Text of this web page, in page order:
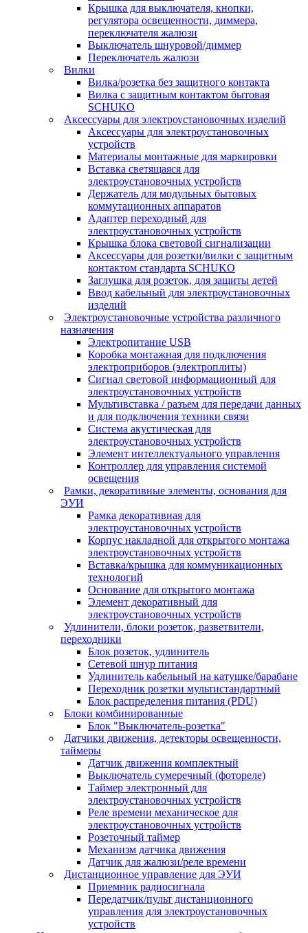
Крышка для выключателя, кнопки,
регулятора освещенности, диммера,
переключателя жалюзи
Выключатель шнуровой/диммер
Переключатель жалюзи
Вилки
Вилка/розетка без защитного контакта
Вилка с защитным контактом бытовая
SCHUKO
Аксессуары для электроустановочных изделий
Аксессуары для электроустановочных
устройств
Материалы монтажные для маркировки
Вставка светящаяся для
электроустановочных устройств
Держатель для модульных бытовых
коммутационных аппаратов
Адаптер переходный для
электроустановочных устройств
Крышка блока световой сигнализации
Аксессуары для розетки/вилки с защитным
контактом стандарта SCHUKO
Заглушка для розеток, для защиты детей
Ввод кабельный для электроустановочных
изделий
Электроустановочные устройства различного
назначения
Электропитание USB
Коробка монтажная для подключения
электроприборов (электроплиты)
Сигнал световой информационный для
электроустановочных устройств
Мультивставка / разъем для передачи данных
и для подключения техники связи
Система акустическая для
электроустановочных устройств
Элемент интеллектуального управления
Контроллер для управления системой
освещения
Рамки, декоративные элементы, основания для
ЭУИ
Рамка декоративная для
электроустановочных устройств
Корпус накладной для открытого монтажа
электроустановочных устройств
Вставка/крышка для коммуникационных
технологий
Основание для открытого монтажа
Элемент декоративный для
электроустановочных устройств
Удлинители, блоки розеток, разветвители,
переходники
Блок розеток, удлинитель
Сетевой шнур питания
Удлинитель кабельный на катушке/барабане
Переходник розетки мультистандартный
Блок распределения питания (PDU)
Блоки комбинированные
Блок "Выключатель-розетка"
Датчики движения, детекторы освещенности,
таймеры
Датчик движения комплектный
Выключатель сумеречный (фотореле)
Таймер электронный для
электроустановочных устройств
Реле времени механическое для
электроустановочных устройств
Розеточный таймер
Механизм датчика движения
Датчик для жалюзи/реле времени
Дистанционное управление для ЭУИ
Приемник радиосигнала
Передатчик/пульт дистанционного
управления для электроустановочных
устройств